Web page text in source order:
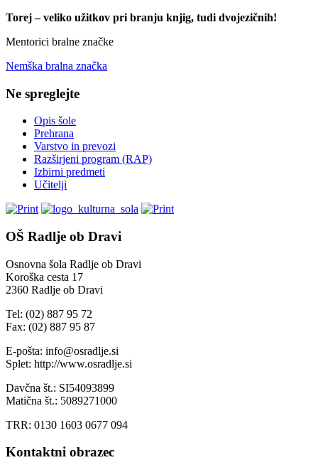
Torej – veliko užitkov pri branju knjig, tudi dvojezičnih!
Mentorici bralne značke
Nemška bralna značka
Ne spreglejte
Opis šole
Prehrana
Varstvo in prevozi
Razširjeni program (RAP)
Izbirni predmeti
Učitelji
OŠ Radlje ob Dravi
Osnovna šola Radlje ob Dravi
Koroška cesta 17
2360 Radlje ob Dravi
Tel: (02) 887 95 72
Fax: (02) 887 95 87
E-pošta: info@osradlje.si
Splet: http://www.osradlje.si
Davčna št.: SI54093899
Matična št.: 5089271000
TRR: 0130 1603 0677 094
Kontaktni obrazec